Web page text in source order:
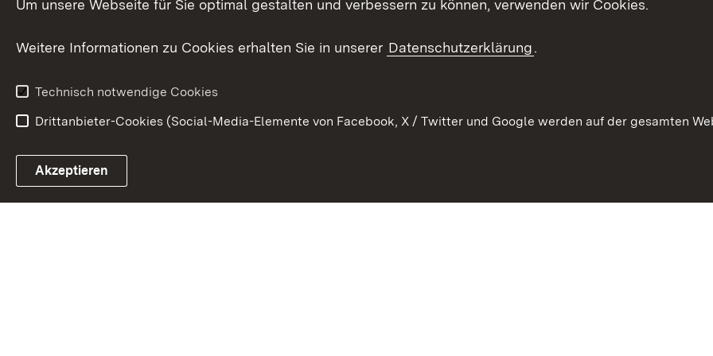
Mediathek
Ausschreibungen
Link zum Landesportal
Um unsere Webseite für Sie optimal gestalten und verbessern zu können, verwenden wir Cookies.
Weitere Informationen zu Cookies erhalten Sie in unserer Datenschutzerklärung.
Technisch notwendige Cookies
Drittanbieter-Cookies (Social-Media-Elemente von Facebook, X / Twitter und Google werden auf der gesamten
Akzeptieren